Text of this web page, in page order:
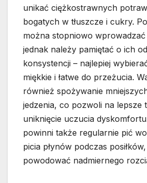
unikać ciężkostrawnych
bogatych w tłuszcze i cukry.
można stopniowo wprowadzać
jednak należy pamiętać o ich
konsystencji – najlepiej
miękkie i łatwe do przeżucia.
również spożywanie
jedzenia, co pozwoli na lepsze
uniknięcie uczucia
powinni także regularnie pić
picia płynów podczas
powodować nadmiernego